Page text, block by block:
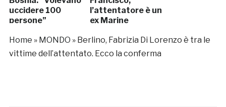
uccidere 100
persone”
l’attentatore è un
ex Marine
Home » MONDO » Berlino, Fabrizia Di Lorenzo è tra le
vittime dell’attentato. Ecco la conferma